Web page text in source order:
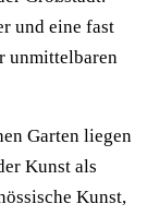
und eine fast
unmittelbaren
Garten liegen
Kunst als
Kunst,